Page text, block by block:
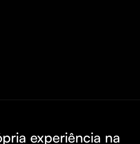
experiência na